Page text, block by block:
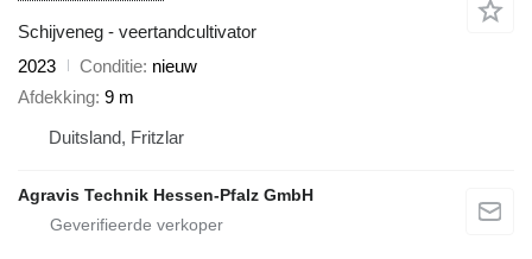
Schijveneg - veertandcultivator
2023
Conditie nieuw
Afdekking 9 m
Duitsland, Fritzlar
Agravis Technik Hessen-Pfalz GmbH